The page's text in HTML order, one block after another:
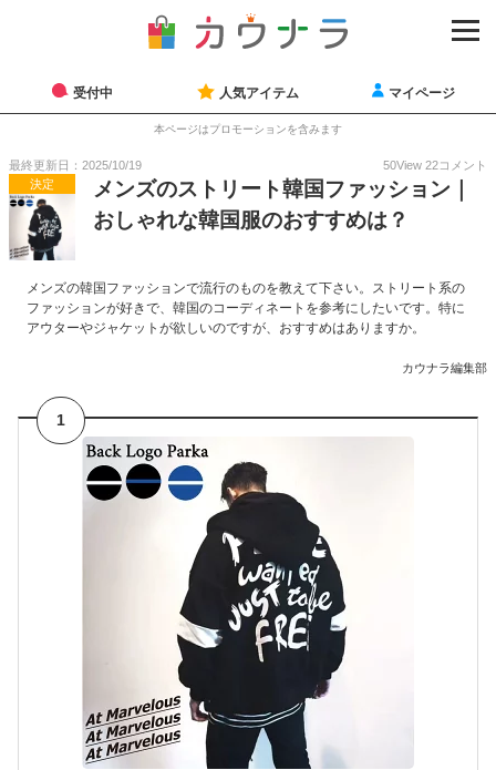
受付中 人気アイテム マイページ
本ページはプロモーションを含みます
最終更新日：2025/10/19 50View 22コメント
決定
メンズのストリート韓国ファッション｜
おしゃれな韓国服のおすすめは？
メンズの韓国ファッションで流行のものを教えて下さい。ストリート系の
ファッションが好きで、韓国のコーディネートを参考にしたいです。特に
アウターやジャケットが欲しいのですが、おすすめはありますか。
カウナラ編集部
1